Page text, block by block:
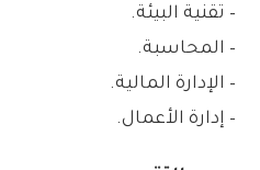
– تقنية البيئة.
– المحاسبة.
– الإدارة المالية.
– إدارة الأعمال.